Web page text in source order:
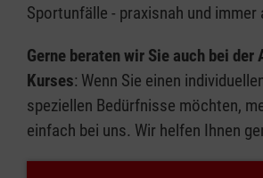
Sportunfälle - praxisnah und immer
Gerne beraten wir Sie auch bei der
Kurses: Wenn Sie einen
speziellen Bedürfnisse möchten,
einfach bei uns. Wir helfen Ihnen